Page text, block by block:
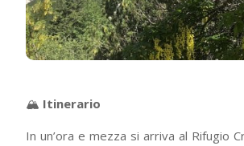
🏔️ Itinerario
In un’ora e mezza si arriva al Rifugio